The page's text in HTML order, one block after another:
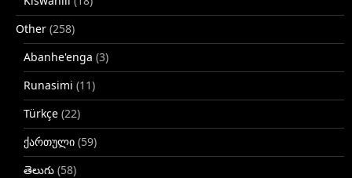
Other (258)
Abanhe'enga (3)
Runasimi (11)
Türkçe (22)
ქართული (59)
తెలుగు (58)